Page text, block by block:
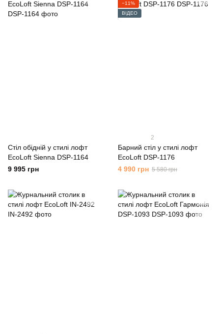
Стіл обідній у стилі лофт
EcoLoft Sienna DSP-1164
9 995 грн
−11%
ВІДЕО
2
Барний стіл у стилі лофт
EcoLoft DSP-1176
4 990 грн 5 580 грн